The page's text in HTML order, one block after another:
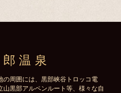
温泉
の周囲には、黒部峡谷トロッコ電
黒部アルペンルート等、様々な自